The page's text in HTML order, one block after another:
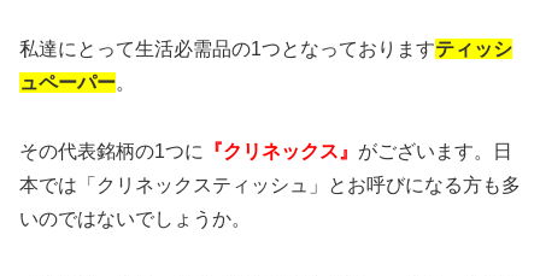
私達にとって生活必需品の1つとなっておりますティッシ
ュペーパー。
その代表銘柄の1つに 『クリネックス』 がございます。日
本では「クリネックスティッシュ」とお呼びになる方も多
いのではないでしょうか。